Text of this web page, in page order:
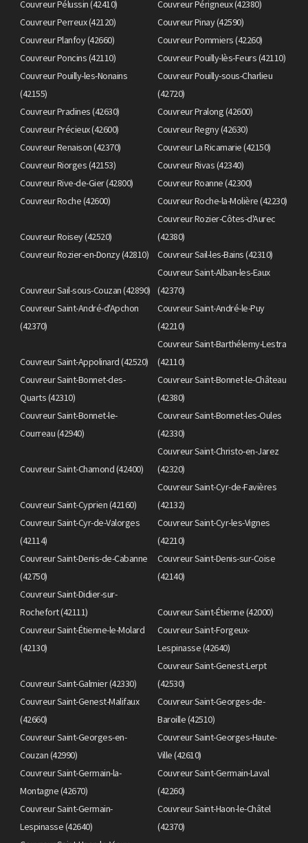
Couvreur Pélussin (42410)
Couvreur Périgneux (42380)
Couvreur Perreux (42120)
Couvreur Pinay (42590)
Couvreur Planfoy (42660)
Couvreur Pommiers (42260)
Couvreur Poncins (42110)
Couvreur Pouilly-lès-Feurs (42110)
Couvreur Pouilly-les-Nonains
(42155)
Couvreur Pouilly-sous-Charlieu
(42720)
Couvreur Pradines (42630)
Couvreur Pralong (42600)
Couvreur Précieux (42600)
Couvreur Regny (42630)
Couvreur Renaison (42370)
Couvreur La Ricamarie (42150)
Couvreur Riorges (42153)
Couvreur Rivas (42340)
Couvreur Rive-de-Gier (42800)
Couvreur Roanne (42300)
Couvreur Roche (42600)
Couvreur Roche-la-Molière (42230)
Couvreur Roisey (42520)
Couvreur Rozier-Côtes-d'Aurec
(42380)
Couvreur Rozier-en-Donzy (42810)
Couvreur Sail-les-Bains (42310)
Couvreur Sail-sous-Couzan (42890)
Couvreur Saint-Alban-les-Eaux
(42370)
Couvreur Saint-André-d'Apchon
(42370)
Couvreur Saint-André-le-Puy
(42210)
Couvreur Saint-Appolinard (42520)
Couvreur Saint-Barthélemy-Lestra
(42110)
Couvreur Saint-Bonnet-des-
Quarts (42310)
Couvreur Saint-Bonnet-le-Château
(42380)
Couvreur Saint-Bonnet-le-
Courreau (42940)
Couvreur Saint-Bonnet-les-Oules
(42330)
Couvreur Saint-Chamond (42400)
Couvreur Saint-Christo-en-Jarez
(42320)
Couvreur Saint-Cyprien (42160)
Couvreur Saint-Cyr-de-Favières
(42132)
Couvreur Saint-Cyr-de-Valorges
(42114)
Couvreur Saint-Cyr-les-Vignes
(42210)
Couvreur Saint-Denis-de-Cabanne
(42750)
Couvreur Saint-Denis-sur-Coise
(42140)
Couvreur Saint-Didier-sur-
Rochefort (42111)
Couvreur Saint-Étienne (42000)
Couvreur Saint-Étienne-le-Molard
(42130)
Couvreur Saint-Forgeux-
Lespinasse (42640)
Couvreur Saint-Galmier (42330)
Couvreur Saint-Genest-Lerpt
(42530)
Couvreur Saint-Genest-Malifaux
(42660)
Couvreur Saint-Georges-de-
Baroille (42510)
Couvreur Saint-Georges-en-
Couzan (42990)
Couvreur Saint-Georges-Haute-
Ville (42610)
Couvreur Saint-Germain-la-
Montagne (42670)
Couvreur Saint-Germain-Laval
(42260)
Couvreur Saint-Germain-
Lespinasse (42640)
Couvreur Saint-Haon-le-Châtel
(42370)